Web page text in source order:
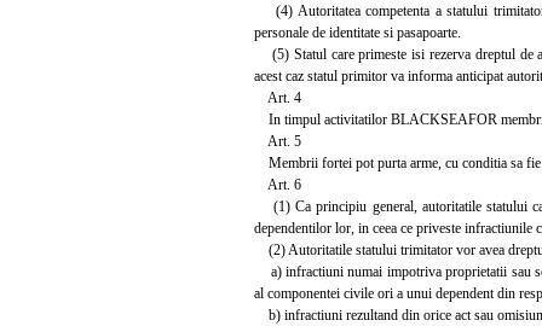
(4) Autoritatea competenta a statului
personale de identitate si pasapoarte.
(5) Statul care primeste isi rezerva dreptul de
acest caz statul primitor va informa anticipat
Art. 4
In timpul activitatilor BLACKSEAFOR
Art. 5
Membrii fortei pot purta arme, cu conditia sa
Art. 6
(1) Ca principiu general, autoritatile statului
dependentilor lor, in ceea ce priveste
(2) Autoritatile statului trimitator vor avea
a) infractiuni numai impotriva proprietatii sau
al componentei civile ori a unui dependent din
b) infractiuni rezultand din orice act sau